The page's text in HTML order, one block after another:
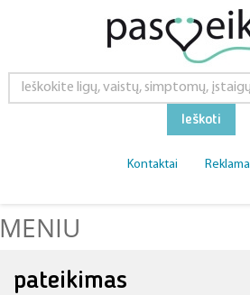
Ieškoti
Kontaktai Reklama
MENIU
pateikimas